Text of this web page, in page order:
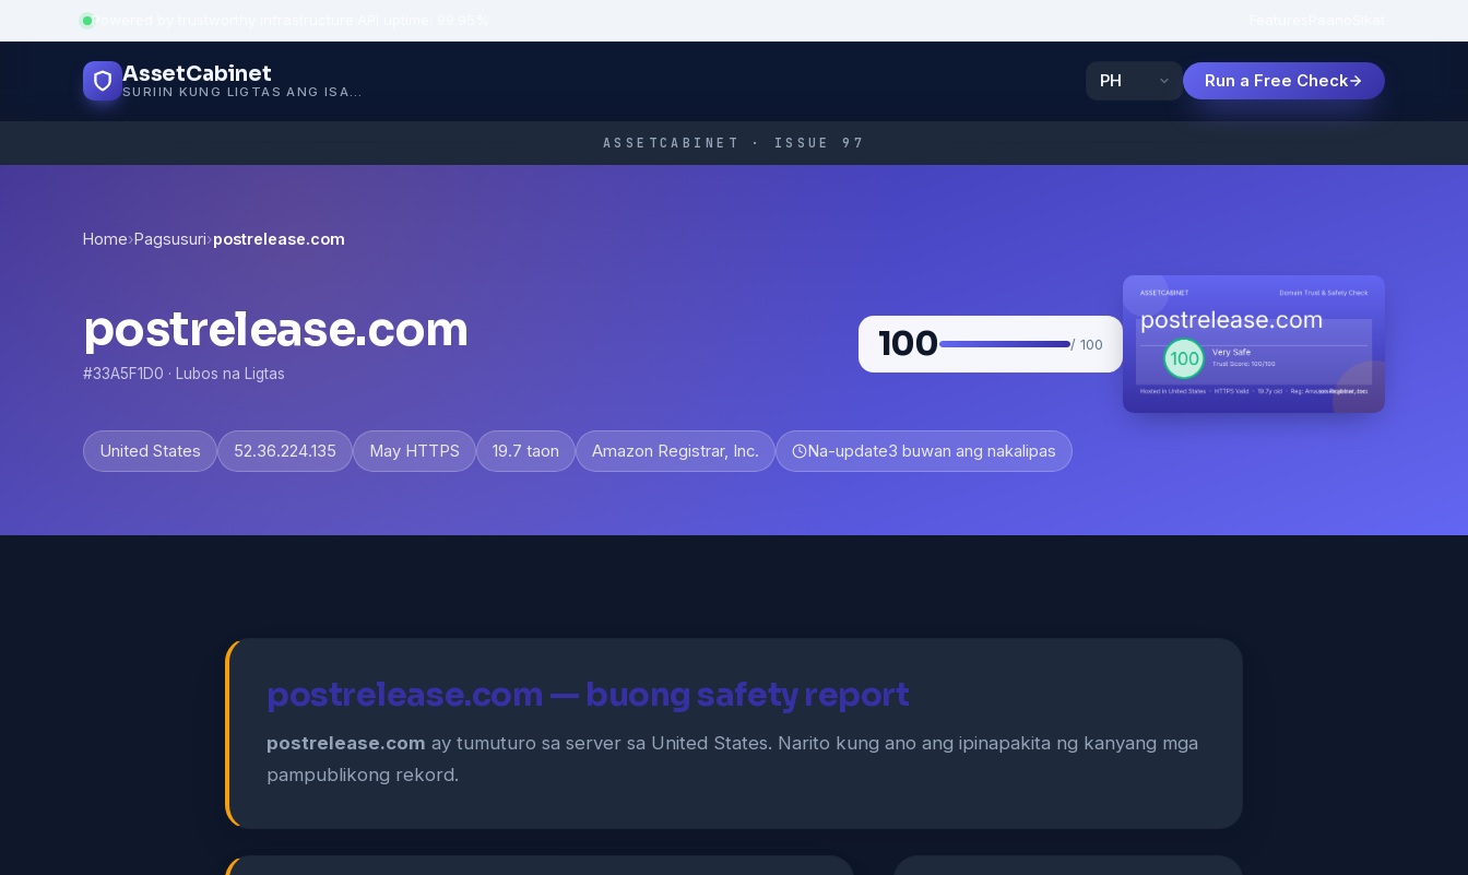
Powered by trustworthy infrastructure
AssetCabinet
SURIIN KUNG LIGTAS ANG ISANG WEBSITE
Run a Free Check
ASSETCABINET · ISSUE 97
Home›Pagsusuri›postrelease.com
postrelease.com
#33A5F1D0 · Lubos na Ligtas
100 / 100
United States 52.36.224.135 May HTTPS 19.7 taon Amazon Registrar, Inc. Na-update3 buwan ang nakalipas
postrelease.com — buong safety report
postrelease.com ay tumuturo sa server sa United States. Narito kung ano ang ipinapakita ng kanyang mga
pampublikong rekord.